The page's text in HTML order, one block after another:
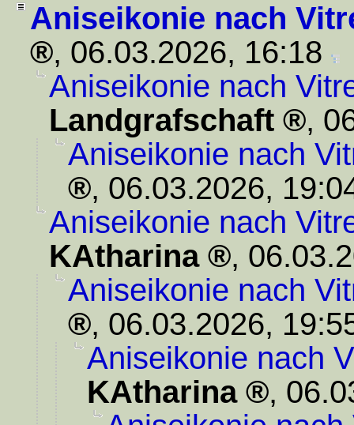
Aniseikonie nach
, 06.03.2026, 16:18
Aniseikonie nach
Landgrafschaft
,
Aniseikonie nach
, 06.03.2026,
Aniseikonie nach
KAtharina
,
Aniseikonie nach
, 06.03.2026,
Aniseikonie nach
KAtharina
,